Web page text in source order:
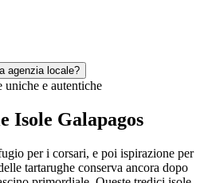
agenzia locale?
uniche e autentiche
Isole Galapagos
per i corsari, e poi ispirazione per
tartarughe conserva ancora dopo